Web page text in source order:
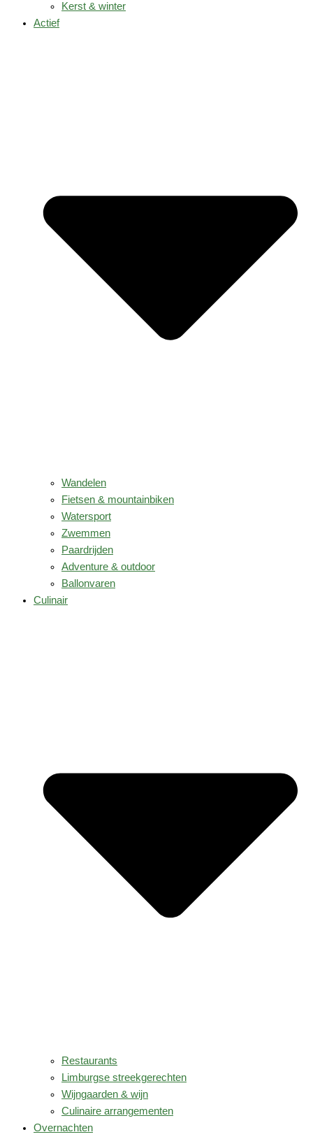
Kerst & winter
Actief
Wandelen
Fietsen & mountainbiken
Watersport
Zwemmen
Paardrijden
Adventure & outdoor
Ballonvaren
Culinair
Restaurants
Limburgse streekgerechten
Wijngaarden & wijn
Culinaire arrangementen
Overnachten